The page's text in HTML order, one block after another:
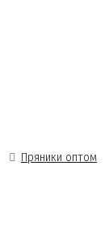
Пряники оптом